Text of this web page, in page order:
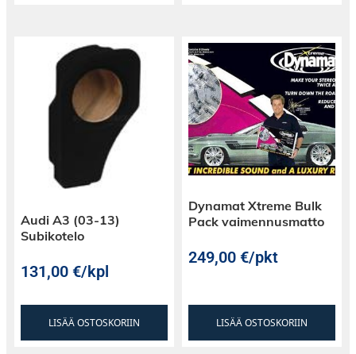
Audi A3 (03-13)
Subikotelo
131,00€/kpl
LISÄÄ OSTOSKORIIN
Dynamat Xtreme Bulk
Pack vaimennusmatto
249,00€/pkt
LISÄÄ OSTOSKORIIN